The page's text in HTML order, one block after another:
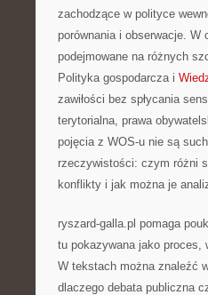
zachodzące w polityce
porównania i obserwacje.
podejmowane na różnych
Polityka gospodarcza i
zawiłości bez spłycania
terytorialna, prawa
pojęcia z WOS-u nie są
rzeczywistości: czym różni
konflikty i jak można je
ryszard-galla.pl pomaga
tu pokazywana jako proces,
W tekstach można znaleźć
dlaczego debata publiczna